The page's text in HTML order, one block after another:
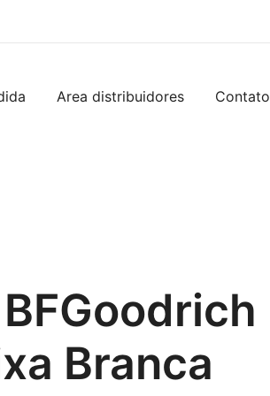
Area distribuidores Contato
Branca